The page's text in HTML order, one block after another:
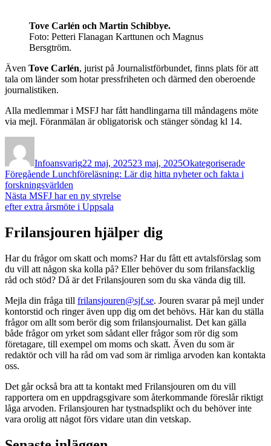
Tove Carlén och Martin Schibbye.
Foto: Petteri Flanagan Karttunen och Magnus
Bersgtröm.
Även Tove Carlén, jurist på Journalistförbundet, finns plats för att
tala om länder som hotar pressfriheten och därmed den oberoende
journalistiken.
Alla medlemmar i MSFJ har fått handlingarna till måndagens möte
via mejl. Föranmälan är obligatorisk och stänger söndag kl 14.
Infoansvarig22 maj, 202523 maj, 2025Okategoriserade
Inläggsnavigering
Föregående Föregående
inlägg:
Lunchföreläsning: Lär dig hitta nyheter och fakta i
forskningsvärlden
Nästa Nästa
inlägg:
MSFJ har en ny styrelse
efter extra årsmöte i Uppsala
Frilansjouren hjälper dig
Har du frågor om skatt och moms? Har du fått ett avtalsförslag som
du vill att någon ska kolla på? Eller behöver du som frilansfacklig
råd och stöd? Då är det Frilansjouren som du ska vända dig till.
Mejla din fråga till frilansjouren@sjf.se. Jouren svarar på mejl under
kontorstid och ringer även upp dig om det behövs. Här kan du ställa
frågor om allt som berör dig som frilansjournalist. Det kan gälla
både frågor om yrket som sådant eller frågor som rör dig som
företagare, till exempel om moms och skatt. Även du som är
redaktör och vill ha råd om vad som är rimliga arvoden kan kontakta
oss.
Det går också bra att ta kontakt med Frilansjouren om du vill
rapportera om en uppdragsgivare som återkommande föreslår riktigt
låga arvoden. Frilansjouren har tystnadsplikt och du behöver inte
vara orolig att något förs vidare utan din vetskap.